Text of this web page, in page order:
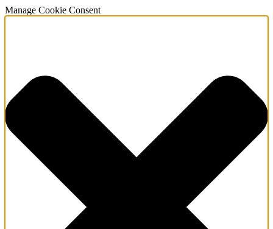
Manage Cookie Consent